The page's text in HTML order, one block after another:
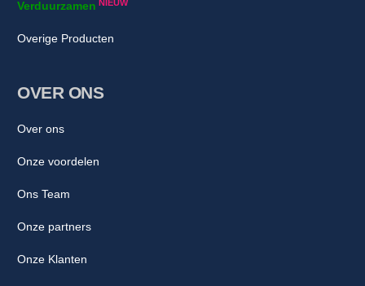
Verduurzamen NIEUW
Overige Producten
OVER ONS
Over ons
Onze voordelen
Ons Team
Onze partners
Onze Klanten